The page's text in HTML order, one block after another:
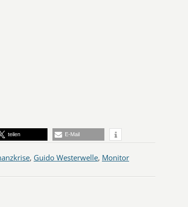
teilen E-Mail
, Guido Westerwelle, Monitor